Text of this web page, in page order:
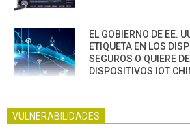
EL GOBIERNO DE EE.
ETIQUETA EN LOS
SEGUROS O QUIERE
DISPOSITIVOS IOT
VULNERABILIDADES